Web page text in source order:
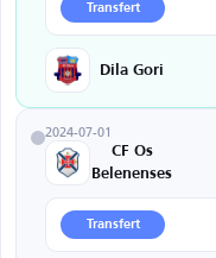
Transfert
Dila Gori
2024-07-01
CF Os
Belenenses
Transfert